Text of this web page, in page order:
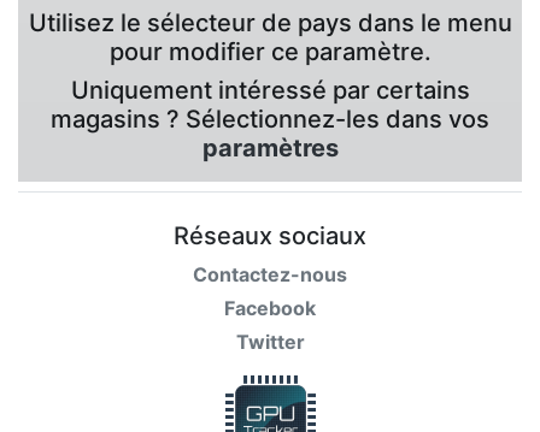
Utilisez le sélecteur de pays dans le menu
pour modifier ce paramètre.
Uniquement intéressé par certains
magasins ? Sélectionnez-les dans vos
paramètres
Réseaux sociaux
Contactez-nous
Facebook
Twitter